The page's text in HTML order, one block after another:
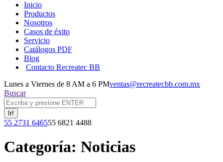
Inicio
Productos
Nosotros
Casos de éxito
Servicio
Catálogos PDF
Blog
Contacto Recreatec BB
Lunes a Viernes de 8 AM a 6 PMventas@recreatecbb.com.mx
Buscar:
Buscar
Facebook
opens
in
X
opens
in
Instagram
opens
in
YouTube
opens
in
55 2731 646555 6821 4488
Categoría: Noticias